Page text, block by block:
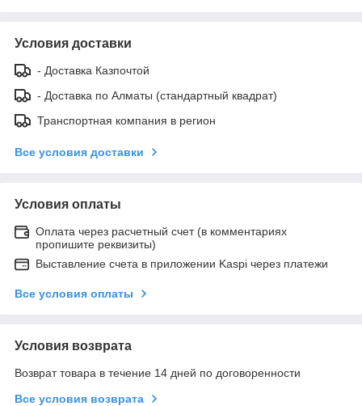
Условия доставки
- Доставка Казпочтой
- Доставка по Алматы (стандартный квадрат)
Транспортная компания в регион
Все условия доставки
Условия оплаты
Оплата через расчетный счет (в комментариях
пропишите реквизиты)
Выставление счета в приложении Kaspi через платежи
Все условия оплаты
Условия возврата
Возврат товара в течение 14 дней по договоренности
Все условия возврата